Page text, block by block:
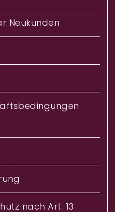
Neukunden
nach Art. 13